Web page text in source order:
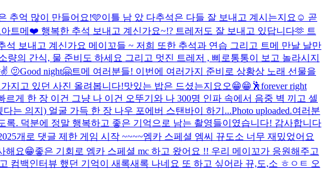
추억 많이 만들어요!🩵이틀 남 았 다추석은 다들 잘 보내고 계시는지요☺️ 곧
트메❤️ 행복한 추석 보내고 계신가요~!? 트레저도 잘 보내고 있답니다🫶 트
석 보내고 계신가요 메이꼬들 ~ 저희 또한 추석과 연습 그리고 트메 만날 날만
의 간식, 물 준비도 하세요 그리고 멋진 트레저 , 삐로통통이 보고 놀라시지
🫤Good night🤗트메 여러분들! 이번에 여러가지 준비로 상황상 노래 선물을
지고 있던 사진 올려봅니다!맛있는 밥은 드셨는지요오😁😁 🕺forever right
게 한 장 이건 그냥 나 이건 오뚜기와 나 300명 인파 속에서 음중 벽 끼고 셀
는 의지) 얼굴 가득 한 장 나우 포에버 스탠바이 하기...Photo uploaded.여러분
. 덕분에 정말 행복하고 좋은 기억으로 남는 촬영들이였습니다! 감사합니다
개로 댓글 제한 게임 시작 ~~~~엠카 스페셜 엠씨 뀨도소 너무 재밌었어요
해요😁좋은 기회로 엠카 스페셜 mc 하고 왔어요 !! 우리 메이꼬가 응원해주고
컴백인터뷰 했던 기억이 새록새록 나네요 또 하고 싶어라 뀨,도,소 ㅎㅇㅌ 오